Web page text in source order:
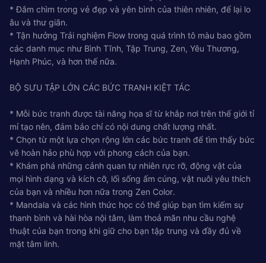
* Đắm chìm trong vẻ đẹp và yên bình của thiên nhiên, để lại lo
âu và thư giãn.
* Tận hưởng Trải nghiệm Flow trong quá trình tô màu bao gồm
các danh mục như Bình Tĩnh, Tập Trung, Zen, Yêu Thương,
Hạnh Phúc, và hơn thế nữa.
BỘ SƯU TẬP LỚN CÁC BỨC TRANH KIỆT TÁC
* Mỗi bức tranh được tài năng họa sĩ từ khắp nơi trên thế giới tỉ
mỉ tạo nên, đảm bảo chỉ có nội dung chất lượng nhất.
* Chọn từ một lựa chọn rộng lớn các bức tranh để tìm thấy bức
vẽ hoàn hảo phù hợp với phong cách của bạn.
* Khám phá những cảnh quan tự nhiên rực rỡ, động vật của
mọi hình dạng và kích cỡ, lối sống ấm cúng, vật nuôi yêu thích
của bạn và nhiều hơn nữa trong Zen Color.
* Mandala và các hình thức học có thể giúp bạn tìm kiếm sự
thanh bình và hài hòa nội tâm, làm thoả mãn nhu cầu nghệ
thuật của bạn trong khi giữ cho bạn tập trung và đầy đủ về
mặt tâm linh.